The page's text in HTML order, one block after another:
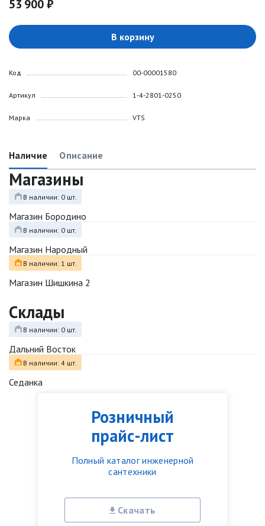
Розничный
прайс-лист
Полный каталог инженерной
сантехники
Скачать
53 900 ₽
В корзину
Код
Артикул
Марка
00-00001580
1-4-2801-0250
VTS
Наличие Описание
Магазины
В наличии: 0 шт.
Магазин Бородино
В наличии: 0 шт.
Магазин Народный
В наличии: 1 шт.
Магазин Шишкина 2
Склады
В наличии: 0 шт.
Дальний Восток
В наличии: 4 шт.
Седанка